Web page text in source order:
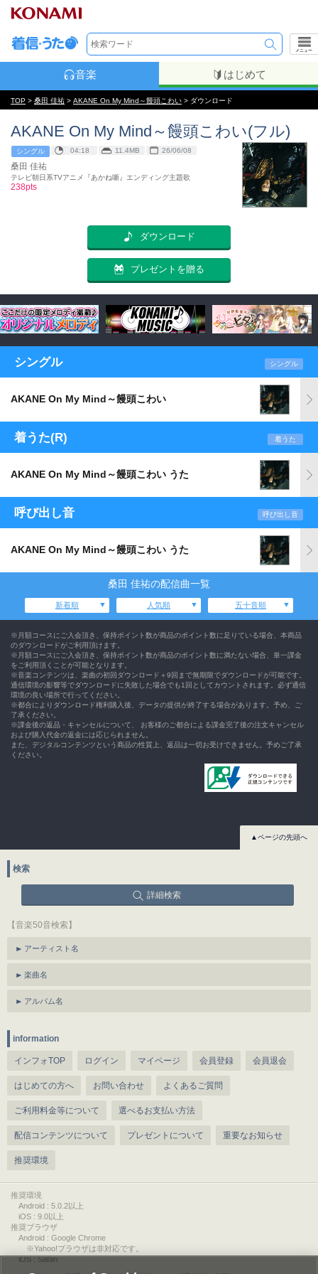
メニュー
音楽 はじめて
TOP > 桑田 佳祐 > AKANE On My Mind～饅頭こわい > ダウンロード
AKANE On My Mind～饅頭こわい(フル)
シングル 04:18 11.4MB 26/06/08
桑田 佳祐
テレビ朝日系TVアニメ『あかね噺』エンディング主題歌
238pts
ダウンロード
プレゼントを贈る
シングル シングル
AKANE On My Mind～饅頭こわい
着うた(R) 着うた
AKANE On My Mind～饅頭こわい うた
呼び出し音 呼び出し音
AKANE On My Mind～饅頭こわい うた
桑田 佳祐の配信曲一覧
新着順 人気順 五十音順
※月額コースにご入会頂き、保持ポイント数が商品のポイント数に足りている場合、本商品
のダウンロードがご利用頂けます。
※月額コースにご入会頂き、保持ポイント数が商品のポイント数に満たない場合、単一課金
をご利用頂くことが可能となります。
※音楽コンテンツは、楽曲の初回ダウンロード＋9回まで無期限でダウンロードが可能です。
通信環境の影響等でダウンロードに失敗した場合でも1回としてカウントされます。必ず通信
環境の良い場所で行ってください。
※都合によりダウンロード権利購入後、データの提供が終了する場合があります。予め、ご
了承ください。
※課金後の返品・キャンセルについて、 お客様のご都合による課金完了後の注文キャンセル
および購入代金の返金には応じられません。
また、デジタルコンテンツという商品の性質上、返品は一切お受けできません。予めご了承
ください。
▲ページの先頭へ
検索
詳細検索
【音楽50音検索】
アーティスト名
楽曲名
アルバム名
information
インフォTOP ログイン マイページ 会員登録 会員退会
はじめての方へ お問い合わせ よくあるご質問
ご利用料金等について 選べるお支払い方法
配信コンテンツについて プレゼントについて 重要なお知らせ
推奨環境
推奨環境
Android : 5.0.2以上
iOS : 9.0以上
推奨ブラウザ
Android : Google Chrome
※Yahoo!ブラウザは非対応です。
iOS : Safari